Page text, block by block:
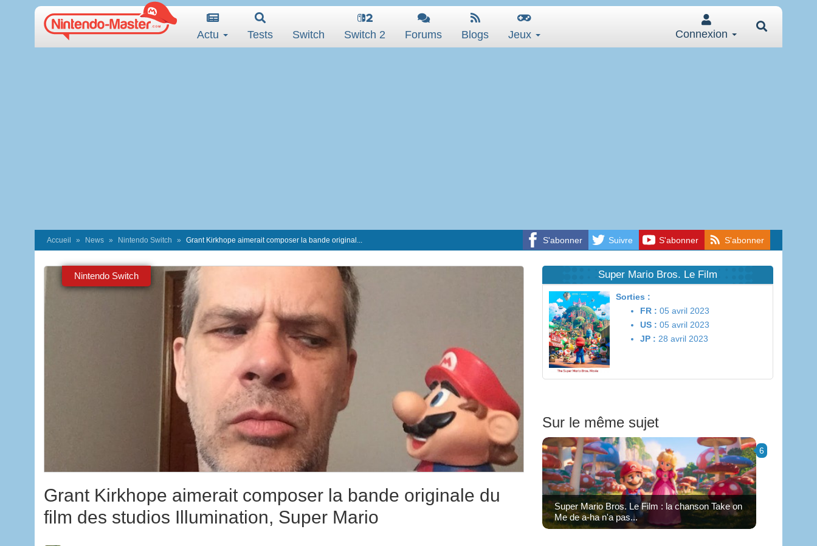
Actu Tests Switch Switch 2 Forums Blogs Jeux Connexion
S'abonner Suivre S'abonner S'abonner
Accueil News Nintendo Switch Grant Kirkhope aimerait composer la bande original...
Nintendo Switch
Grant Kirkhope aimerait composer la bande originale du
film des studios Illumination, Super Mario
Super Mario Bros. Le Film
Sorties :
FR : 05 avril 2023
US : 05 avril 2023
JP : 28 avril 2023
Sur le même sujet
6
Super Mario Bros. Le Film : la chanson Take on
Me de a-ha n'a pas...